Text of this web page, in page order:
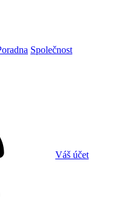
Společnost
Váš účet